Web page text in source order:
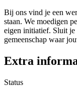
Bij ons vind je een
staan. We moedigen
eigen initiatief. Sluit je
gemeenschap waar
Extra
Status